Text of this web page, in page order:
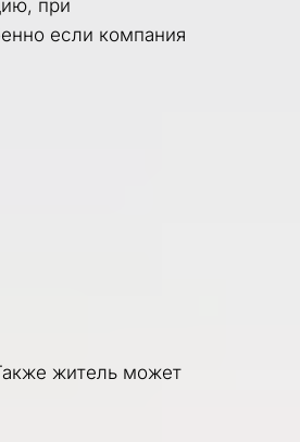
при
если компания
Плюсом станет то, что можно подать заявку из дома в спокойной обстановке, обдумав формулировку проблемы. Также житель может